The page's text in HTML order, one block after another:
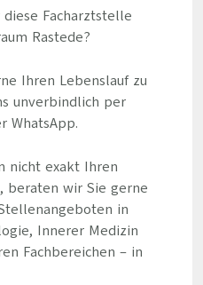
Facharztstelle
Rastede?
Ihren Lebenslauf zu
unverbindlich per
WhatsApp.
nicht exakt Ihren
beraten wir Sie gerne
in
Innerer Medizin
Fachbereichen – in